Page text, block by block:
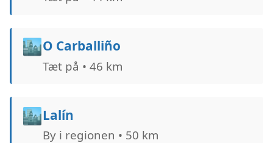
🏙️O Carballiño
Tæt på • 46 km
🏙️Lalín
By i regionen • 50 km